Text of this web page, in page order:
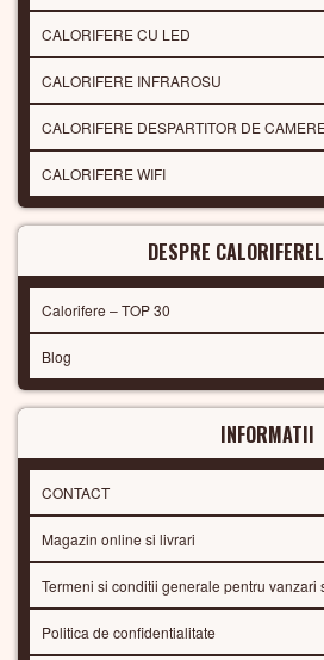
CALORIFERE CU LED
CALORIFERE INFRAROSU
CALORIFERE DESPARTITOR DE
CALORIFERE WIFI
DESPRE
Calorifere – TOP 30
Blog
INFORMATII
CONTACT
Magazin online si livrari
Termeni si conditii generale pentru vanzari
Politica de confidentialitate